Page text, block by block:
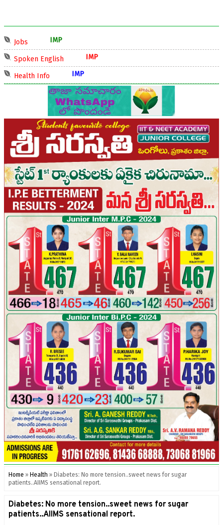
Jobs
Spoken English
Health Info
Home » Health » Diabetes: No more tension..sweet news for sugar
patients..AIIMS sensational report.
Diabetes: No more tension..sweet news for sugar
patients..AIIMS sensational report.